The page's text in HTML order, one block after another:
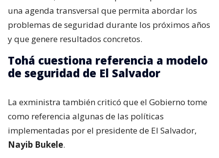
una agenda transversal que permita abordar los
problemas de seguridad durante los próximos años
y que genere resultados concretos.
Tohá cuestiona referencia a modelo
de seguridad de El Salvador
La exministra también criticó que el Gobierno tome
como referencia algunas de las políticas
implementadas por el presidente de El Salvador,
Nayib Bukele.